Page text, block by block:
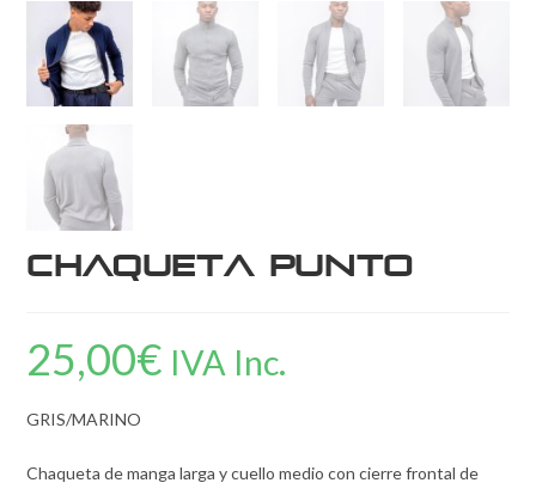
Chaqueta punto
25,00€ IVA Inc.
GRIS/MARINO
Chaqueta de manga larga y cuello medio con cierre frontal de